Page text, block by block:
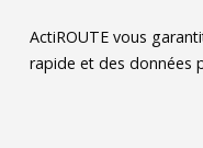
ActiROUTE vous
rapide et des données